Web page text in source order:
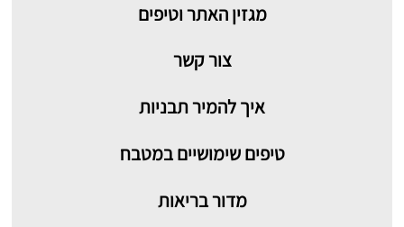
מגזין האתר וטיפים
צור קשר
איך להמיר תבניות
טיפים שימושיים במטבח
מדור בריאות